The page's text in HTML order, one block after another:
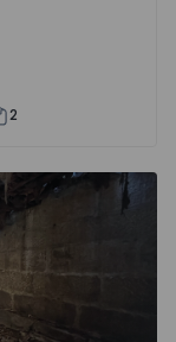
2
e Justes -